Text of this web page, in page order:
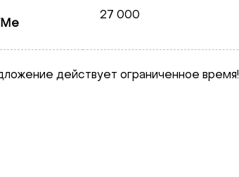
27 000
действует ограниченное время!